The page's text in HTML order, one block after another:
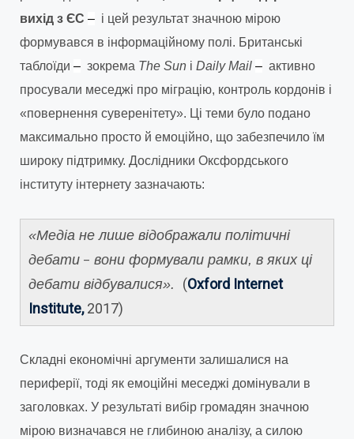
вихід з ЄС – і цей результат значною мірою
формувався в інформаційному полі. Британські
таблоїди – зокрема The Sun і Daily Mail – активно
просували меседжі про міграцію, контроль кордонів і
«повернення суверенітету». Ці теми було подано
максимально просто й емоційно, що забезпечило їм
широку підтримку. Дослідники Оксфордського
інституту інтернету зазначають:
«Медіа не лише відображали політичні
дебати – вони формували рамки, в яких ці
дебати відбувалися». (Oxford Internet
Institute,2017)
Складні економічні аргументи залишалися на
периферії, тоді як емоційні меседжі домінували в
заголовках. У результаті вибір громадян значною
мірою визначався не глибиною аналізу, а силою